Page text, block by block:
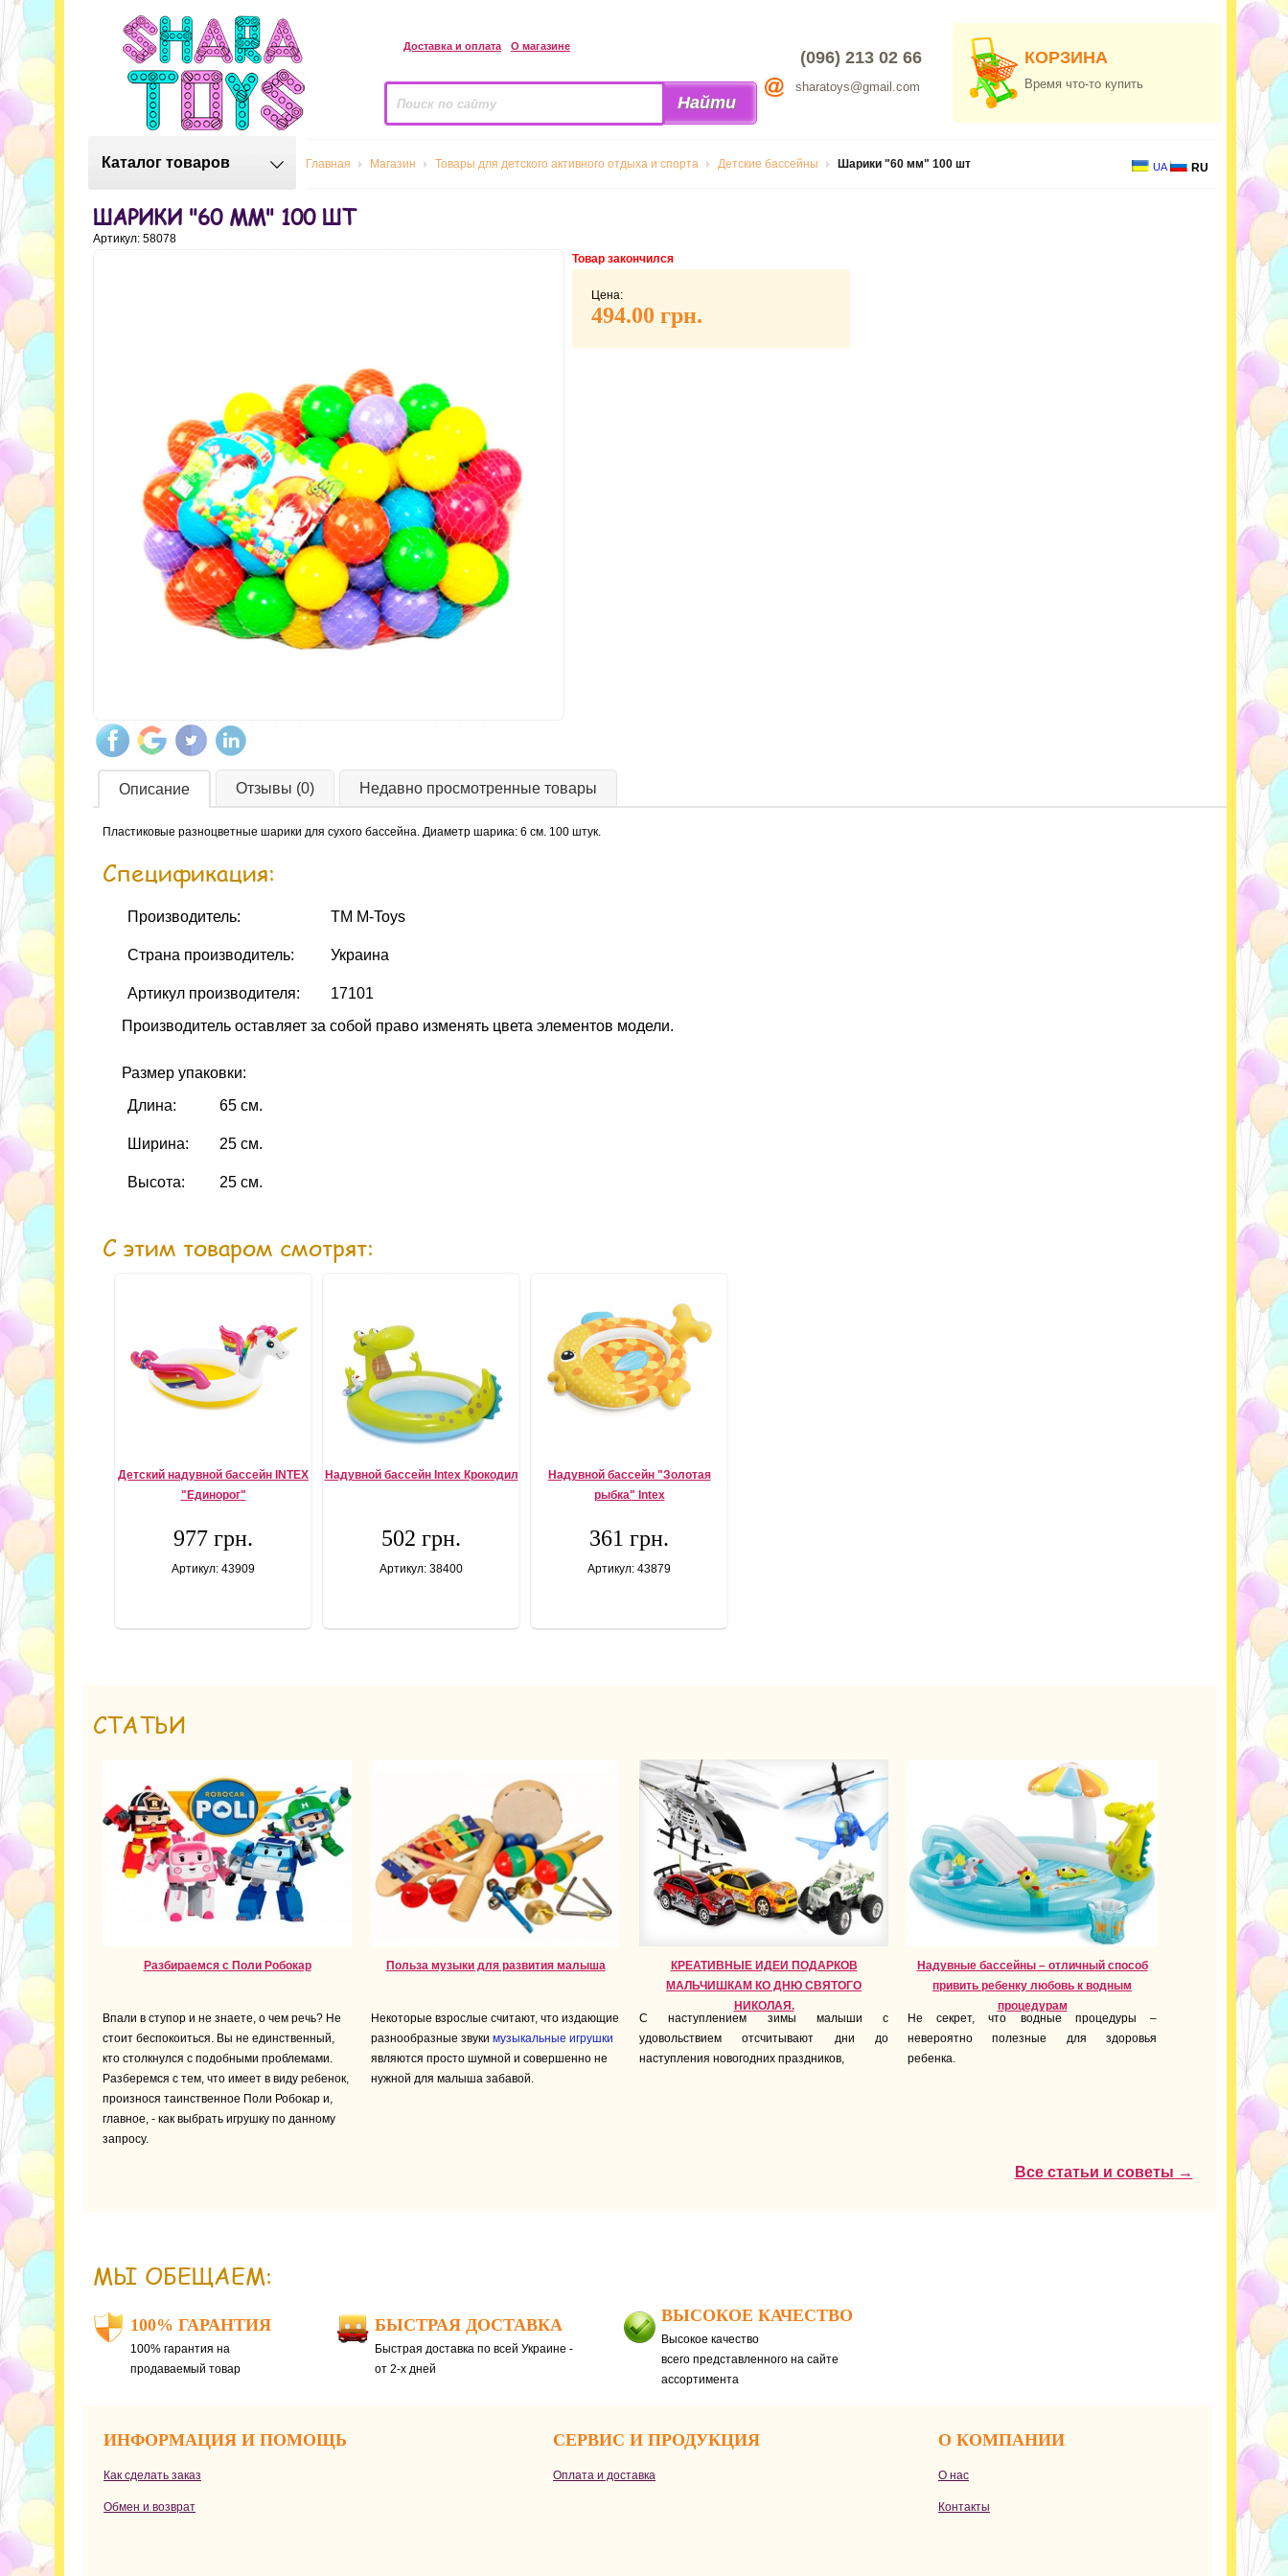
Доставка и оплата О магазине
(096) 213 02 66
sharatoys@gmail.com
КОРЗИНА
Время что-то купить
Каталог товаров Главная Магазин Товары для детского активного отдыха и спорта Детские бассейны Шарики "60 мм" 100 шт UA RU
ШАРИКИ "60 ММ" 100 ШТ
Артикул: 58078
Товар закончился
Цена:
494.00 грн.
Описание Отзывы (0) Недавно просмотренные товары
Пластиковые разноцветные шарики для сухого бассейна. Диаметр шарика: 6 см. 100 штук.
Спецификация:
Производитель: ТМ М-Toys
Страна производитель: Украина
Артикул производителя:
17101
Производитель оставляет за собой право изменять цвета элементов модели.
Размер упаковки:
Длина:
65 см.
Ширина: 25 см.
Высота: 25 см.
С этим товаром смотрят:
Детский надувной бассейн INTEX
"Единорог"
977 грн.
Артикул: 43909
Надувной бассейн Intex Крокодил
502 грн.
Артикул: 38400
Надувной бассейн "Золотая
рыбка" Intex
361 грн.
Артикул: 43879
СТАТЬИ
Разбираемся с Поли Робокар
Впали в ступор и не знаете, о чем речь? Не
стоит беспокоиться. Вы не единственный,
кто столкнулся с подобными проблемами.
Разберемся с тем, что имеет в виду ребенок,
произнося таинственное Поли Робокар и,
главное, - как выбрать игрушку по данному
запросу.
Польза музыки для развития малыша
Некоторые взрослые считают, что издающие
разнообразные звуки музыкальные игрушки
являются просто шумной и совершенно не
нужной для малыша забавой.
КРЕАТИВНЫЕ ИДЕИ ПОДАРКОВ
МАЛЬЧИШКАМ КО ДНЮ СВЯТОГО
НИКОЛАЯ.
С наступлением зимы малыши с
удовольствием отсчитывают дни до
наступления новогодних праздников,
Надувные бассейны – отличный способ
привить ребенку любовь к водным
процедурам
Не секрет, что водные процедуры –
невероятно полезные для здоровья
ребенка.
Все статьи и советы →
МЫ ОБЕЩАЕМ:
100% ГАРАНТИЯ
100% гарантия на
продаваемый товар
БЫСТРАЯ ДОСТАВКА
Быстрая доставка по всей Украине -
от 2-х дней
ВЫСОКОЕ КАЧЕСТВО
Высокое качество
всего представленного на сайте
ассортимента
ИНФОРМАЦИЯ И ПОМОЩЬ СЕРВИС И ПРОДУКЦИЯ О КОМПАНИИ
Как сделать заказ Оплата и доставка О нас
Обмен и возврат Контакты